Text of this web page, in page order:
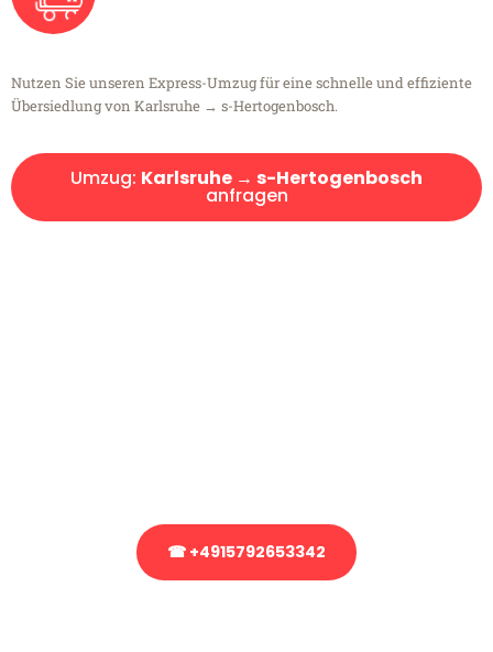
Nutzen Sie unseren Express-Umzug für eine schnelle und effiziente
Übersiedlung von Karlsruhe → s-Hertogenbosch.
Umzug: Karlsruhe → s-Hertogenbosch
anfragen
☎ +4915792653342